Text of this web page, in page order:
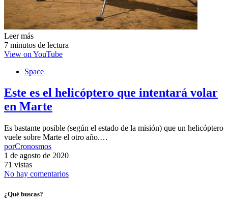
Leer más
7 minutos de lectura
View on YouTube
Space
Este es el helicóptero que intentará volar
en Marte
Es bastante posible (según el estado de la misión) que un helicóptero
vuele sobre Marte el otro año.…
porCronosmos
1 de agosto de 2020
71 vistas
No hay comentarios
¿Qué buscas?